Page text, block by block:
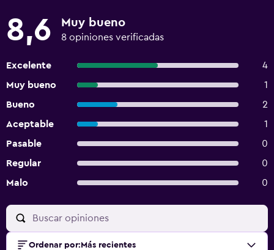
8,6 Muy bueno
8 opiniones verificadas
Excelente
4
Muy bueno
1
Bueno
2
Aceptable
1
Pasable
0
Regular
0
Malo
0
Ordenar por: Más recientes